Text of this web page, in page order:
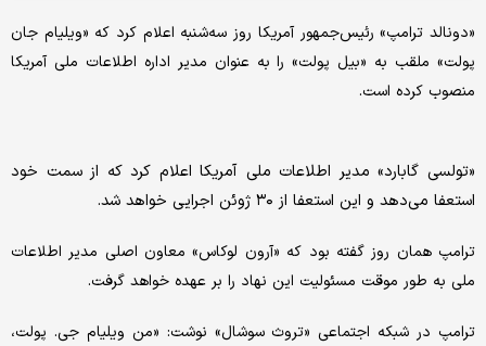
«دونالد ترامپ» رئیس‌جمهور آمریکا روز سه‌شنبه اعلام کرد که «ویلیام جان
پولت» ملقب به «بیل پولت» را به عنوان مدیر اداره اطلاعات ملی آمریکا
منصوب کرده است.
«تولسی گابارد» مدیر اطلاعات ملی آمریکا اعلام کرد که از سمت خود
استعفا می‌دهد و این استعفا از ۳۰ ژوئن اجرایی خواهد شد.
ترامپ همان روز گفته بود که «آرون لوکاس» معاون اصلی مدیر اطلاعات
ملی به طور موقت مسئولیت این نهاد را بر عهده خواهد گرفت.
ترامپ در شبکه اجتماعی «تروث سوشال» نوشت: «من ویلیام جی. پولت،